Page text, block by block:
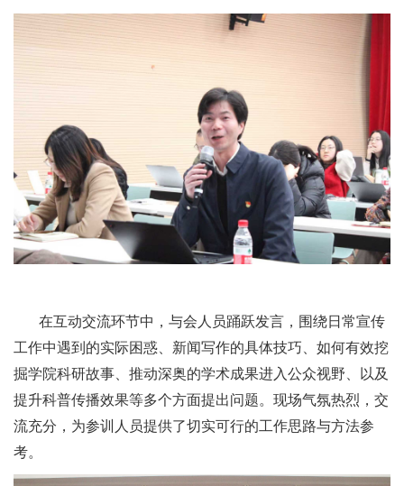
在互动交流环节中，与会人员踊跃发言，围绕日常宣传
工作中遇到的实际困惑、新闻写作的具体技巧、如何有效挖
掘学院科研故事、推动深奥的学术成果进入公众视野、以及
提升科普传播效果等多个方面提出问题。现场气氛热烈，交
流充分，为参训人员提供了切实可行的工作思路与方法参
考。